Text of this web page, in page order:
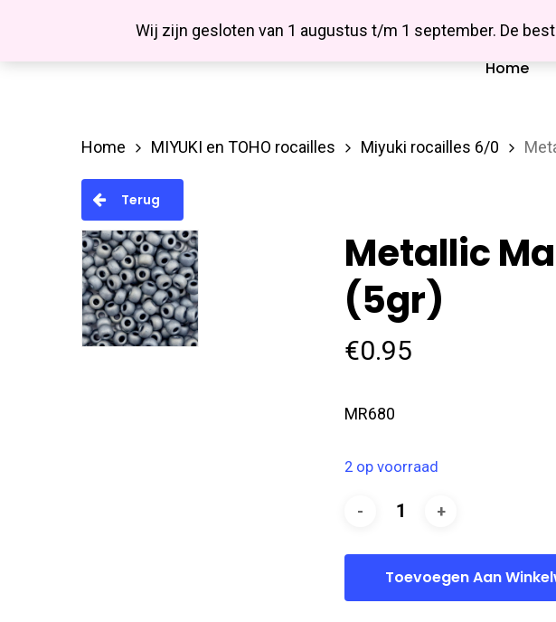
Wij zijn gesloten van 1 augustus t/m 1 september. De
Hit enter to search or ESC to close
Facebook
Home
Home MIYUKI en TOHO rocailles Miyuki rocailles 6/0
Terug
Metallic
(5gr)
€0.95
MR680
2 op voorraad
Toevoegen Aan